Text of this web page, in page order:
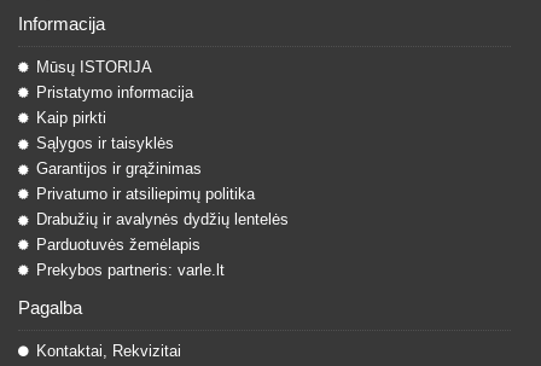
Informacija
Mūsų ISTORIJA
Pristatymo informacija
Kaip pirkti
Sąlygos ir taisyklės
Garantijos ir grąžinimas
Privatumo ir atsiliepimų politika
Drabužių ir avalynės dydžių lentelės
Parduotuvės žemėlapis
Prekybos partneris: varle.lt
Pagalba
Kontaktai, Rekvizitai